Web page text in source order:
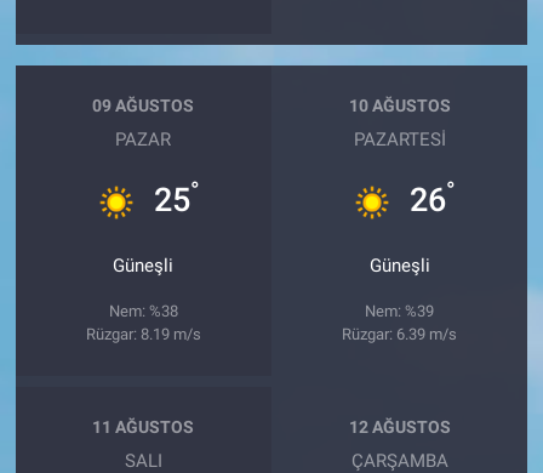
09 AĞUSTOS
PAZAR
25°
Güneşli
Nem: %38
Rüzgar: 8.19 m/s
10 AĞUSTOS
PAZARTESI
26°
Güneşli
Nem: %39
Rüzgar: 6.39 m/s
11 AĞUSTOS
SALI
12 AĞUSTOS
ÇARŞAMBA